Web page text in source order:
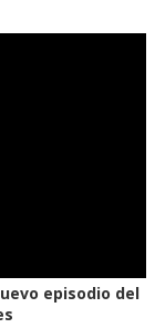
episodio del